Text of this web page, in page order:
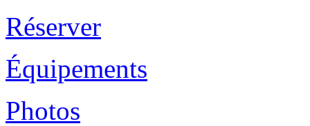
Réserver
Équipements
Photos